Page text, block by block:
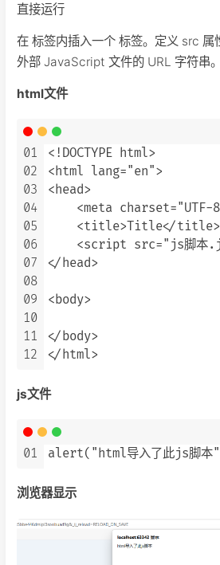
直接运行
在 标签内插入一个 标签。定义 src 属
外部 JavaScript 文件的 URL 字符串。
html文件
01
02
03
04
05
06
07
08
09
10
11
12
<!DOCTYPE html>
<html lang="en">
<head>
<meta charset="UTF-
    <title>Title</title>
<script src="js脚本
</head>
<body>
</body>
js文件
01
浏览器显示